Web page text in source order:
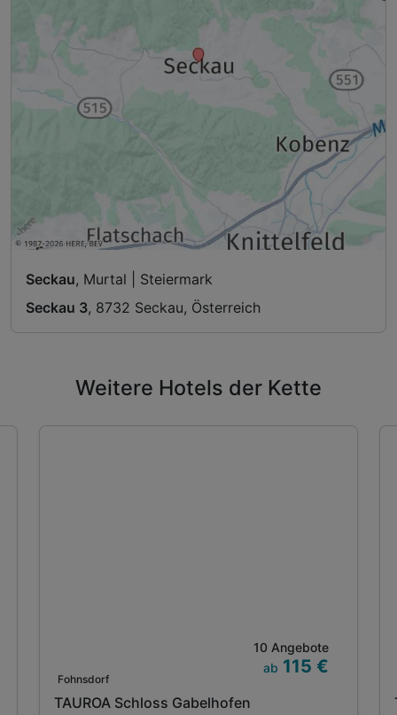
Seckau, Murtal | Steiermark
Seckau 3, 8732 Seckau, Österreich
Weitere Hotels der Kette
Fohnsdorf
10 Angebote
ab 115 €
TAUROA Schloss Gabelhofen